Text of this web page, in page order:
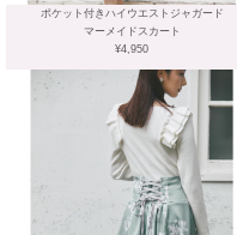
ポケット付きハイウエストジャガード
マーメイドスカート
¥4,950